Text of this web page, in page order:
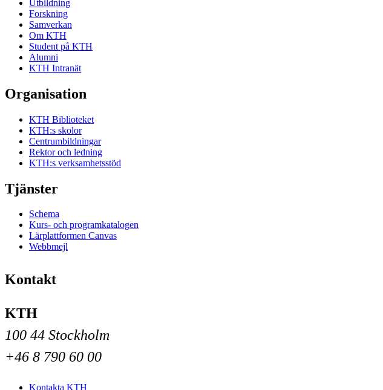
Utbildning
Forskning
Samverkan
Om KTH
Student på KTH
Alumni
KTH Intranät
Organisation
KTH Biblioteket
KTH:s skolor
Centrumbildningar
Rektor och ledning
KTH:s verksamhetsstöd
Tjänster
Schema
Kurs- och programkatalogen
Lärplattformen Canvas
Webbmejl
Kontakt
KTH
100 44 Stockholm
+46 8 790 60 00
Kontakta KTH